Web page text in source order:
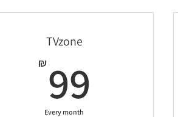
TVzone
₪ 99
Every month